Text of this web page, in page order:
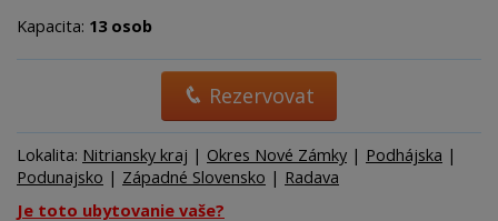
Kapacita: 13 osob
Rezervovat
Lokalita: Nitriansky kraj | Okres Nové Zámky | Podhájska |
Podunajsko | Západné Slovensko | Radava
Je toto ubytovanie vaše?